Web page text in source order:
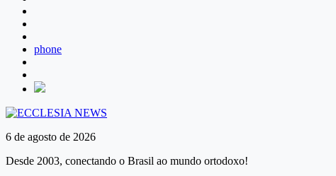
phone
6 de agosto de 2026
Desde 2003, conectando o Brasil ao mundo ortodoxo!